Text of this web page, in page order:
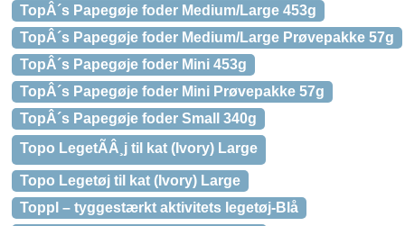
TopÂ´s Papegøje foder Medium/Large 453g
TopÂ´s Papegøje foder Medium/Large Prøvepakke 57g
TopÂ´s Papegøje foder Mini 453g
TopÂ´s Papegøje foder Mini Prøvepakke 57g
TopÂ´s Papegøje foder Small 340g
Topo LegetÃÂ¸j til kat (Ivory) Large
Topo Legetøj til kat (Ivory) Large
Toppl – tyggestærkt aktivitets legetøj-Blå